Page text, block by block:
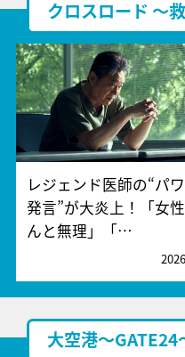
クロスロード ～
レジェンド医師の“パ
発言”が大炎上！「女
んと無理」「…
大空港～GATE24